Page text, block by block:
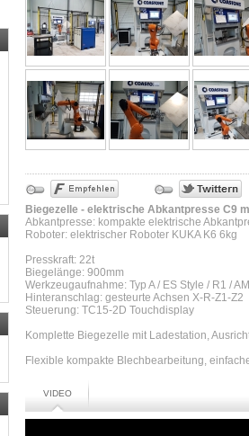
Biegezelle - elektrische Abkantpresse C9
Abkantpresse: kompakte elektrische
Roboter: elektrischer Roboter KUKA K6 6kg
Presskraft: 22t
Biegelänge: 900mm
Werkzeugaufnahme: Typ A / ES Style / R1 /
Hinteranschlag: gesteurte Achsen X-R-Z1-Z2
Steuerung: TC15-2D Touchdisplay
Komplette Biegezelle mit Ladestation,
Flexible kompakte Blechbearbeitung,
VIDEO